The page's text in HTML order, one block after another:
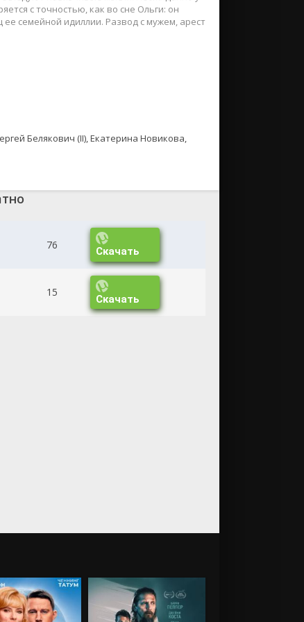
с точностью, как во сне Ольги: он
семейной идиллии. Развод с мужем, арест
Белякович (II), Екатерина Новикова,
76 Скачать
15 Скачать